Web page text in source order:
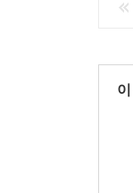
태
새
수
을